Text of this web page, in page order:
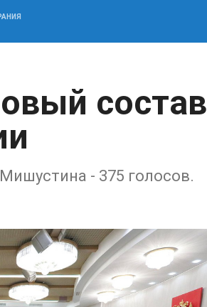
состав
- 375 голосов.